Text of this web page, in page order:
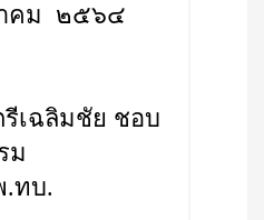
คม ๒๕๖๔
เฉลิมชัย ชอบ
รรม
.สพ.ทบ.